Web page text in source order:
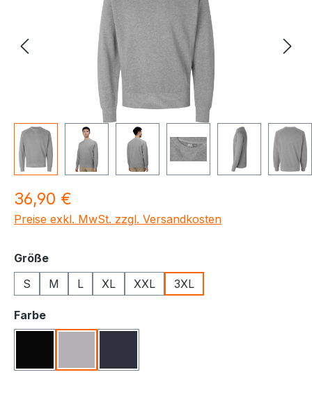
Regulärer Preis:
36,90 €
Preise exkl. MwSt. zzgl. Versandkosten
Größeauswählen
S
M L XL XXL 3XL
Farbeauswählen